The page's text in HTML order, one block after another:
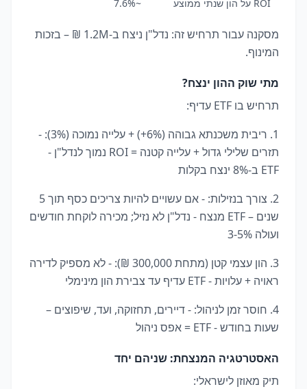
ROI על הון שנתי ממוצע ~7.6%
מסקנה עבור תרחיש זה: נדל"ן ניצח ב-1.2M ₪ – בזכות
המינוף.
מתי שוק ההון ינצח?
תרחיש בו ETF עדיף:
1. ריבית משכנתא גבוהה (6%+) + עלייה נמוכה (3%): -
תזרים שלילי גדול + עלייה קטנה = ROI נמוך לנדל"ן -
ETF ב-8% ינצח בקלות
2. צורך בנזילות: - אם עשויים להיות צריכים כסף תוך 5
שנים – ETF מנצח - נדל"ן לא נזיל; מכירה לוקחת חודשים
ועולה 3-5%
3. הון עצמי קטן (מתחת 300,000 ₪): - לא מספיק לדירה
ראויה + עלויות - ETF עדיף עד צבירת הון מינימלי
4. חוסר זמן לניהול: - דיירים, תחזוקה, ועד, שיפוצים –
שעות בחודש - ETF = אפס ניהול
האסטרטגיה המנצחת: שניהם יחד
תיק מאוזן לישראלי: